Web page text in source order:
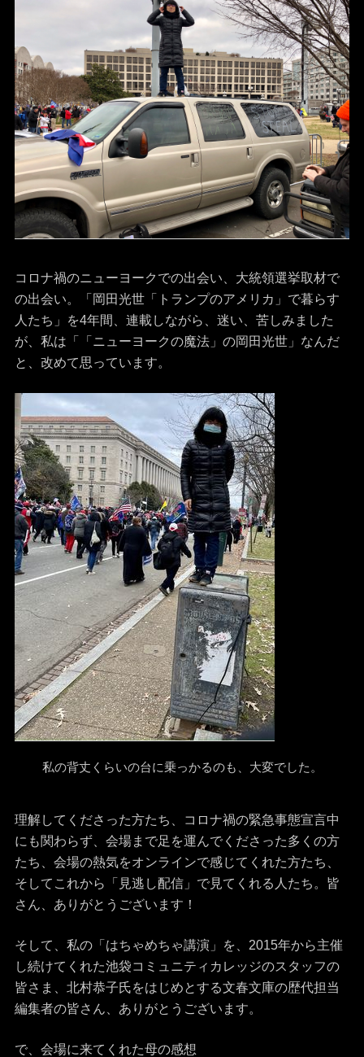
コロナ禍のニューヨークでの出会い、大統領選挙取材で
の出会い。「岡田光世「トランプのアメリカ」で暮らす
人たち」を4年間、連載しながら、迷い、苦しみました
が、私は「「ニューヨークの魔法」の岡田光世」なんだ
と、改めて思っています。
私の背丈くらいの台に乗っかるのも、大変でした。
理解してくださった方たち、コロナ禍の緊急事態宣言中
にも関わらず、会場まで足を運んでくださった多くの方
たち、会場の熱気をオンラインで感じてくれた方たち、
そしてこれから「見逃し配信」で見てくれる人たち。皆
さん、ありがとうございます！
そして、私の「はちゃめちゃ講演」を、2015年から主催
し続けてくれた池袋コミュニティカレッジのスタッフの
皆さま、北村恭子氏をはじめとする文春文庫の歴代担当
編集者の皆さん、ありがとうございます。
で、会場に来てくれた母の感想